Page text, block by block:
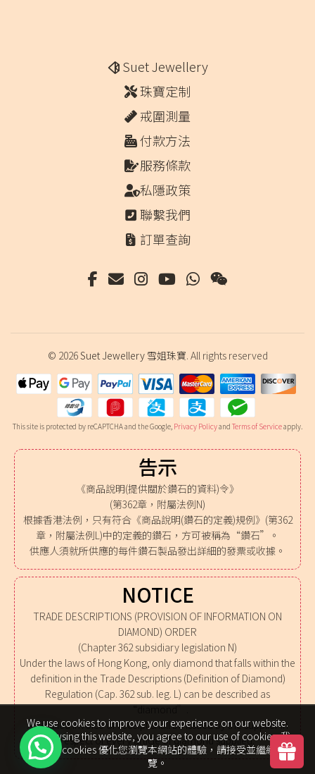
Suet Jewellery
珠寶定制
戒圍測量
付款方法
服務條款
私隱政策
聯繫我們
訂單查詢
© 2026Suet Jewellery 雪姐珠寶. All rights reserved
This site is protected by reCAPTCHA and the Google, Privacy Policyand Terms of Serviceapply.
告示
《商品說明(提供關於鑽石的資料)令》
(第362章，附屬法例N)
根據香港法例，只有符合《商品說明(鑽石的定義)規例》(第362
章，附屬法例L)中的定義的鑽石，方可被稱為“鑽石”。
供應人須就所供應的每件鑽石製品發出詳細的發票或收據。
NOTICE
TRADE DESCRIPTIONS (PROVISION OF INFORMATION ON
DIAMOND) ORDER
(Chapter 362 subsidiary legislation N)
Under the laws of Hong Kong, only diamond that falls within the
definition in the Trade Descriptions (Definition of Diamond)
Regulation (Cap. 362 sub. leg. L) can be described as
“diamond”.
A detailed invoice or receipt shall be issued by the supplier in
respect of every article of diamond supplied.
We use cookies to improve your experience on our website.
By browsing this website, you agree to our use of cookies. 我
們使用 cookies 優化您瀏覽本網站的體驗，請接受並繼續瀏
覽。